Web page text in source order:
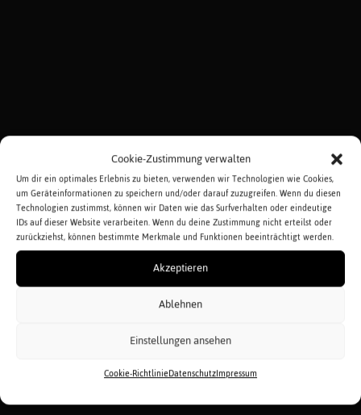
Cookie-Zustimmung verwalten
Um dir ein optimales Erlebnis zu bieten, verwenden wir Technologien wie Cookies,
um Geräteinformationen zu speichern und/oder darauf zuzugreifen. Wenn du diesen
Technologien zustimmst, können wir Daten wie das Surfverhalten oder eindeutige
IDs auf dieser Website verarbeiten. Wenn du deine Zustimmung nicht erteilst oder
zurückziehst, können bestimmte Merkmale und Funktionen beeinträchtigt werden.
Akzeptieren
Ablehnen
Einstellungen ansehen
Cookie-RichtlinieDatenschutzImpressum